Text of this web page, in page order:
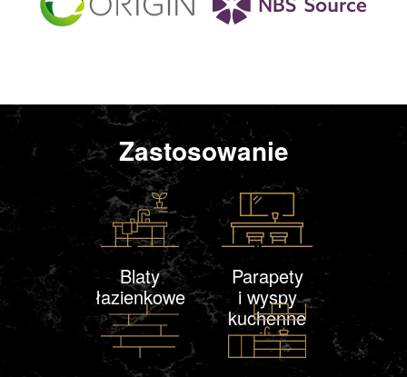
Zastosowanie
Blaty
łazienkowe
Parapety
i wyspy
kuchenne